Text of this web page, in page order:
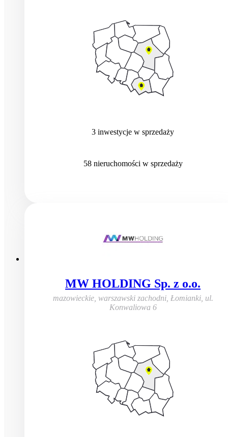
3 inwestycje w sprzedaży
58 nieruchomościw sprzedaży
MW HOLDING Sp. z o.o.
mazowieckie, warszawski zachodni, Łomianki, ul.
Konwaliowa 6